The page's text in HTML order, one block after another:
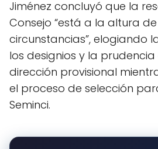
Jiménez concluyó que la
Consejo “está a la altura
circunstancias”, elogiando
los designios y la
dirección provisional
el proceso de selección
Seminci.